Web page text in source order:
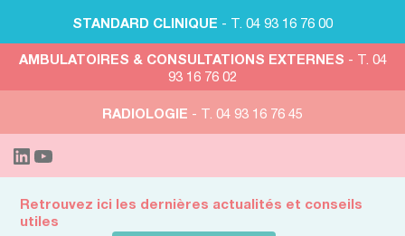
STANDARD CLINIQUE - T. 04 93 16 76 00
AMBULATOIRES & CONSULTATIONS EXTERNES - T. 04
93 16 76 02
RADIOLOGIE - T. 04 93 16 76 45
Retrouvez ici les dernières actualités et conseils
utiles